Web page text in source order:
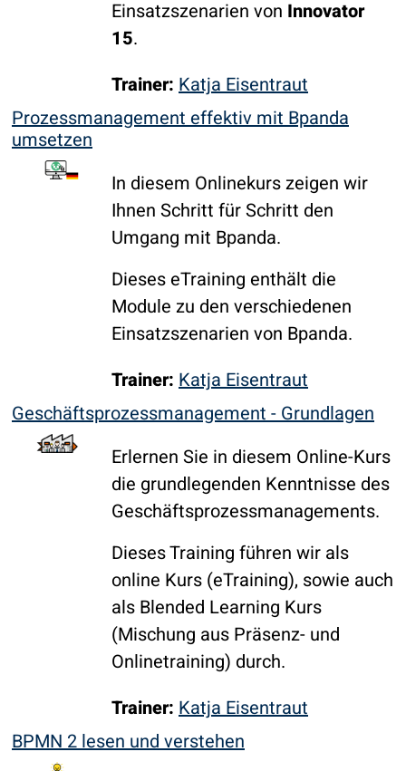
Einsatzszenarien von Innovator
15.
Trainer: Katja Eisentraut
Prozessmanagement effektiv mit Bpanda
umsetzen
In diesem Onlinekurs zeigen wir
Ihnen Schritt für Schritt den
Umgang mit Bpanda.
Dieses eTraining enthält die
Module zu den verschiedenen
Einsatzszenarien von Bpanda.
Trainer: Katja Eisentraut
Geschäftsprozess­management - Grundlagen
Erlernen Sie in diesem Online-Kurs
die grundlegenden Kenntnisse des
Geschäftsprozessmanagements.
Dieses Training führen wir als
online Kurs (eTraining), sowie auch
als Blended Learning Kurs
(Mischung aus Präsenz- und
Onlinetraining) durch.
Trainer: Katja Eisentraut
BPMN 2 lesen und verstehen